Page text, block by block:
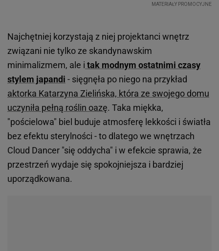
Najchętniej korzystają z niej projektanci wnętrz
związani nie tylko ze skandynawskim
minimalizmem, ale i tak modnym ostatnimi czasy
stylem japandi - sięgnęła po niego na przykład
aktorka Katarzyna Zielińska, która ze swojego domu
uczyniła pełną roślin oazę. Taka miękka,
"pościelowa" biel buduje atmosferę lekkości i światła
bez efektu sterylności - to dlatego we wnętrzach
Cloud Dancer "się oddycha" i w efekcie sprawia, że
przestrzeń wydaje się spokojniejsza i bardziej
uporządkowana.